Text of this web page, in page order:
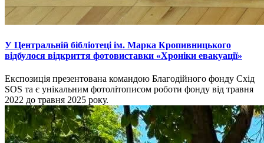
У Центральній бібліотеці ім. Марка Кропивницького
відбулося відкриття фотовиставки «Хроніки евакуації»
Експозиція презентована командою Благодійного фонду Схід
SOS та є унікальним фотолітописом роботи фонду від травня
2022 до травня 2025 року.